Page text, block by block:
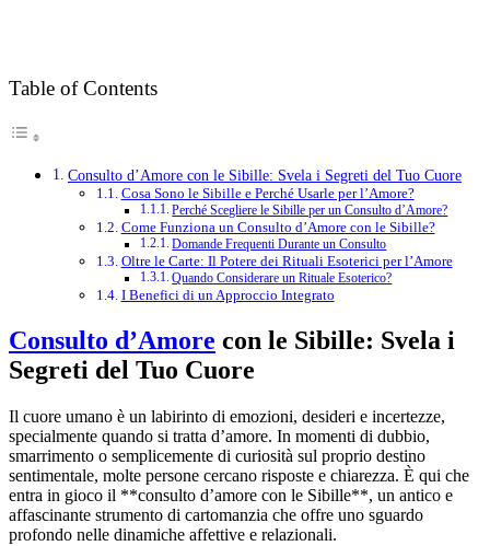
Table of Contents
Consulto d’Amore con le Sibille: Svela i Segreti del Tuo Cuore
Cosa Sono le Sibille e Perché Usarle per l’Amore?
Perché Scegliere le Sibille per un Consulto d’Amore?
Come Funziona un Consulto d’Amore con le Sibille?
Domande Frequenti Durante un Consulto
Oltre le Carte: Il Potere dei Rituali Esoterici per l’Amore
Quando Considerare un Rituale Esoterico?
I Benefici di un Approccio Integrato
Consulto d’Amore con le Sibille: Svela i
Segreti del Tuo Cuore
Il cuore umano è un labirinto di emozioni, desideri e incertezze,
specialmente quando si tratta d’amore. In momenti di dubbio,
smarrimento o semplicemente di curiosità sul proprio destino
sentimentale, molte persone cercano risposte e chiarezza. È qui che
entra in gioco il **consulto d’amore con le Sibille**, un antico e
affascinante strumento di cartomanzia che offre uno sguardo
profondo nelle dinamiche affettive e relazionali.